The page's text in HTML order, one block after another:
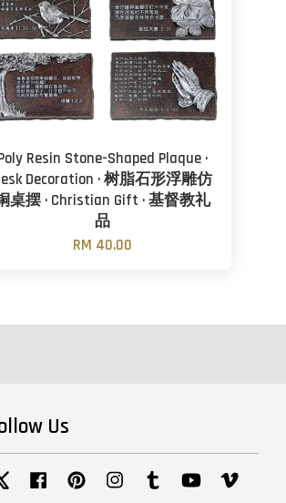
Resin Stone-Shaped Plaque ·
Decoration · 树脂石形浮雕仿
桌摆 · Christian Gift · 基督教礼
品
RM 40.00
Us
Twitter Facebook Pinterest InstagramTumblr YouTube